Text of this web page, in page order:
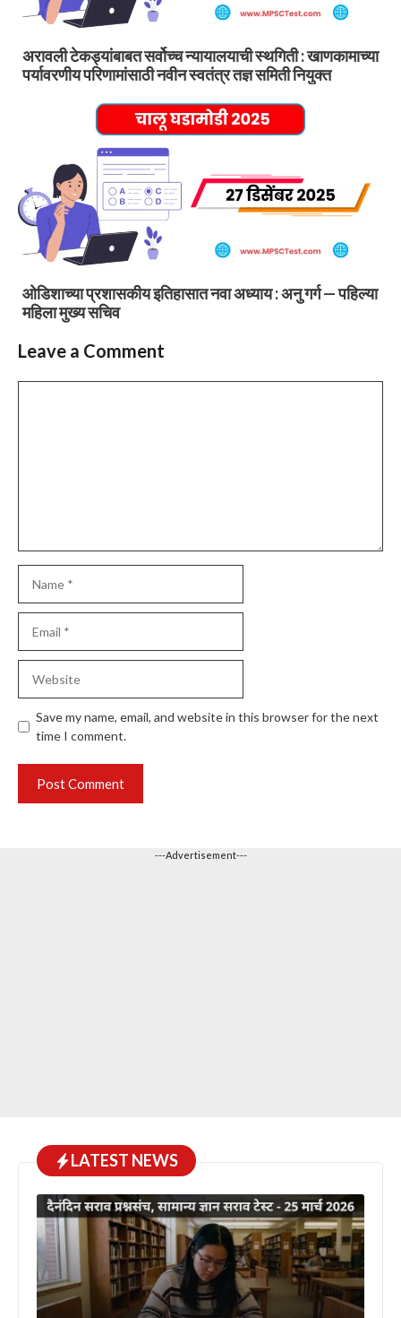
अरावली टेकड्यांबाबत सर्वोच्च न्यायालयाची स्थगिती : खाणकामाच्या
पर्यावरणीय परिणामांसाठी नवीन स्वतंत्र तज्ञ समिती नियुक्त
ओडिशाच्या प्रशासकीय इतिहासात नवा अध्याय : अनु गर्ग — पहिल्या
महिला मुख्य सचिव
Leave a Comment
Save my name, email, and website in this browser for the next
time I comment.
---Advertisement---
LATEST NEWS